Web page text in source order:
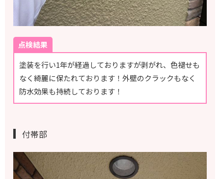
点検結果
塗装を行い1年が経過しておりますが剥がれ、色褪せも
なく綺麗に保たれております！外壁のクラックもなく
防水効果も持続しております！
付帯部